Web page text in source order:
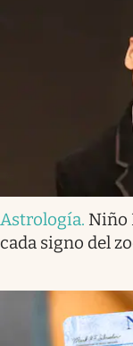
Astrología. Niño
cada signo del